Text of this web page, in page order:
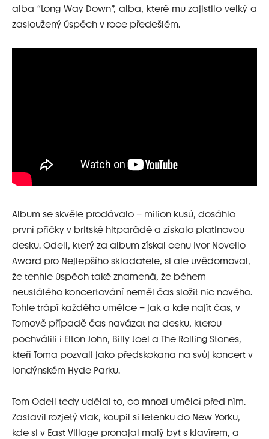
alba “Long Way Down”, alba, které mu zajistilo velký a
zasloužený úspěch v roce předešlém.
Album se skvěle prodávalo – milion kusů, dosáhlo
první příčky v britské hitparádě a získalo platinovou
desku. Odell, který za album získal cenu Ivor Novello
Award pro Nejlepšího skladatele, si ale uvědomoval,
že tenhle úspěch také znamená, že během
neustálého koncertování neměl čas složit nic nového.
Tohle trápí každého umělce – jak a kde najít čas, v
Tomově případě čas navázat na desku, kterou
pochválili i Elton John, Billy Joel a The Rolling Stones,
kteří Toma pozvali jako předskokana na svůj koncert v
londýnském Hyde Parku.
Tom Odell tedy udělal to, co mnozí umělci před ním.
Zastavil rozjetý vlak, koupil si letenku do New Yorku,
kde si v East Village pronajal malý byt s klavírem, a